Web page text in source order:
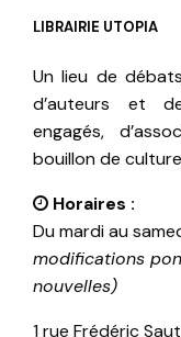
LIBRAIRIE UTOPIA
Un lieu de
d’auteurs et
engagés,
bouillon de
Horaires :
Du mardi au
modifications
nouvelles)
1 rue Frédéric